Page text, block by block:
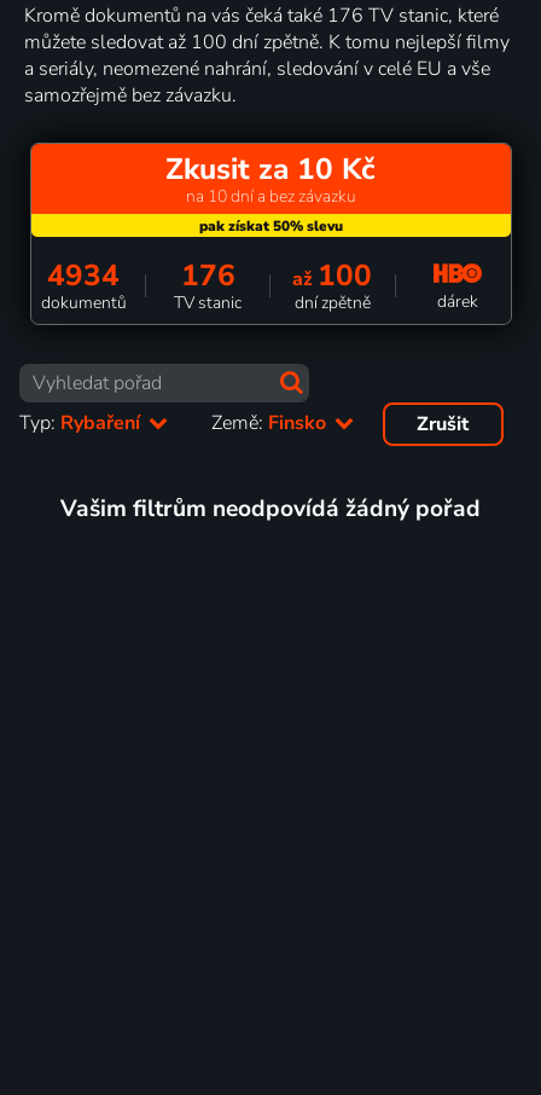
Kromě dokumentů na vás čeká také 176 TV stanic, které
můžete sledovat až 100 dní zpětně. K tomu nejlepší filmy
a seriály, neomezené nahrání, sledování v celé EU a vše
samozřejmě bez závazku.
Zkusit za 10 Kč
na 10 dní a bez závazku
4934
dokumentů
176
TV stanic
až 100
dní zpětně dárek
Typ: Rybaření Země: Finsko Zrušit
Vašim filtrům neodpovídá žádný pořad